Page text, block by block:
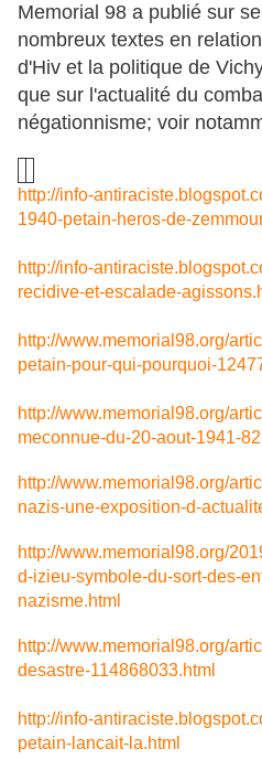
Memorial 98 a publié sur
nombreux textes en
d'Hiv et la politique de
que sur l'actualité du
négationnisme; voir
http://info-
1940-petain-heros-de-
http://info-
recidive-et-escalade-
http://www.memorial98.org/
petain-pour-qui-pourquoi-
http://www.memorial98.org/
meconnue-du-20-aout-1941-
http://www.memorial98.org/
nazis-une-exposition-d-
http://www.memorial98.org/
d-izieu-symbole-du-sort-des-
nazisme.html
http://www.memorial98.org/
desastre-114868033.html
http://info-
petain-lancait-la.html